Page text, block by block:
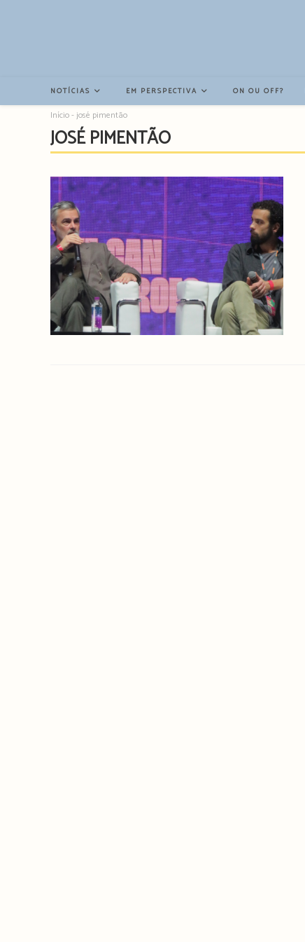
NOTÍCIAS EM PERSPECTIVA ON OU OFF?
Início-josé pimentão
JOSÉ PIMENTÃO